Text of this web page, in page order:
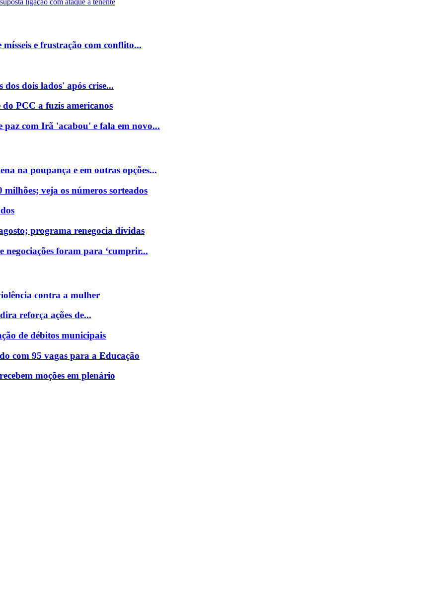
e frustração com conflito...
dois lados' após crise...
PCC a fuzis americanos
com Irã 'acabou' e fala em novo...
na poupança e em outras opções...
veja os números sorteados
programa renegocia dívidas
foram para ‘cumprir...
contra a mulher
reforça ações de...
de débitos municipais
com 95 vagas para a Educação
moções em plenário